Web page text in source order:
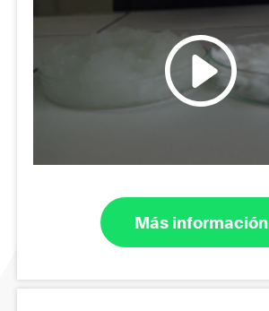
Más información